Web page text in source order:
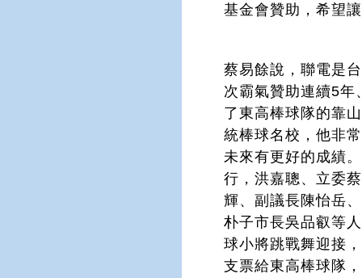
基金會贊助，希望
蔡易餘說，聯電是
次霸氣贊助連續5
了東高棒球隊的靠
統棒球名校，他非
未來有更好的成績
行，洪嘉聰、立委
輝、副議長陳怡岳
朴子市長吳品叡等
球小將跳戰舞迎接
支票給東高棒球隊